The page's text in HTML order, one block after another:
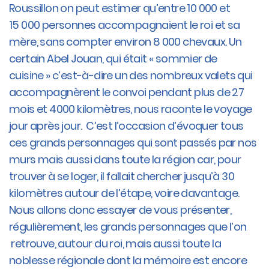
Roussillon on peut estimer qu’entre 10 000 et
15 000 personnes accompagnaient le roi et sa
mère, sans compter environ 8 000 chevaux. Un
certain Abel Jouan, qui était « sommier de
cuisine » c’est-à-dire un des nombreux valets qui
accompagnèrent le convoi pendant plus de 27
mois et 4000 kilomètres, nous raconte le voyage
jour après jour. C’est l’occasion d’évoquer tous
ces grands personnages qui sont passés par nos
murs mais aussi dans toute la région car, pour
trouver à se loger, il fallait chercher jusqu’à 30
kilomètres autour de l’étape, voire davantage.
Nous allons donc essayer de vous présenter,
régulièrement, les grands personnages que l’on
retrouve, autour du roi, mais aussi toute la
noblesse régionale dont la mémoire est encore